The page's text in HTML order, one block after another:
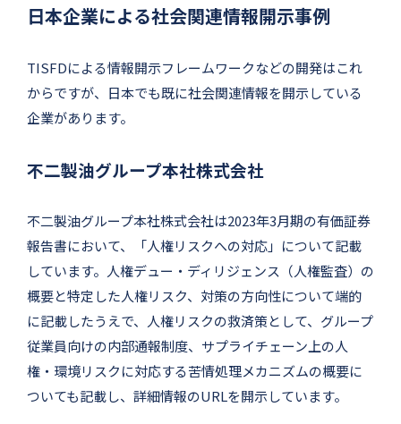
日本企業による社会関連情報開示事例
TISFDによる情報開示フレームワークなどの開発はこれ
からですが、日本でも既に社会関連情報を開示している
企業があります。
不二製油グループ本社株式会社
不二製油グループ本社株式会社は2023年3月期の有価証券
報告書において、「人権リスクへの対応」について記載
しています。人権デュー・ディリジェンス（人権監査）の
概要と特定した人権リスク、対策の方向性について端的
に記載したうえで、人権リスクの救済策として、グループ
従業員向けの内部通報制度、サプライチェーン上の人
権・環境リスクに対応する苦情処理メカニズムの概要に
ついても記載し、詳細情報のURLを開示しています。